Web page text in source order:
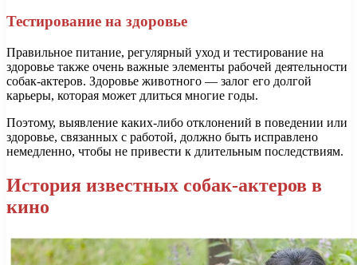
Тестирование на здоровье
Правильное питание, регулярный уход и тестирование на
здоровье также очень важные элементы рабочей деятельности
собак-актеров. Здоровье животного — залог его долгой
карьеры, которая может длиться многие годы.
Поэтому, выявление каких-либо отклонений в поведении или
здоровье, связанных с работой, должно быть исправлено
немедленно, чтобы не привести к длительным последствиям.
История известных собак-актеров в
кино